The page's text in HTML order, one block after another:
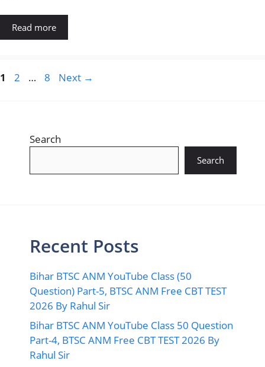
Read more
1 2 … 8 Next →
Search
Search
Recent Posts
Bihar BTSC ANM YouTube Class (50
Question) Part-5, BTSC ANM Free CBT TEST
2026 By Rahul Sir
Bihar BTSC ANM YouTube Class 50 Question
Part-4, BTSC ANM Free CBT TEST 2026 By
Rahul Sir